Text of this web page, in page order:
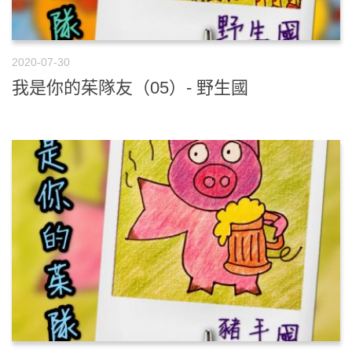
2020-07-30
我是你的茱隊友（05）- 野生國